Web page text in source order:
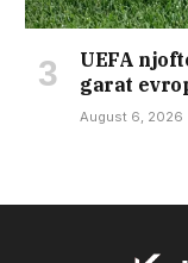
UEFA
garat
August 6, 2026